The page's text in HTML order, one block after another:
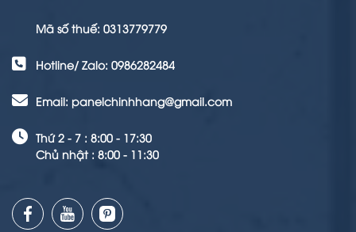
Mã số thuế: 0313779779
Hotline/ Zalo: 0986282484
Email: panelchinhhang@gmail.com
Thứ 2 - 7 : 8:00 - 17:30
Chủ nhật : 8:00 - 11:30